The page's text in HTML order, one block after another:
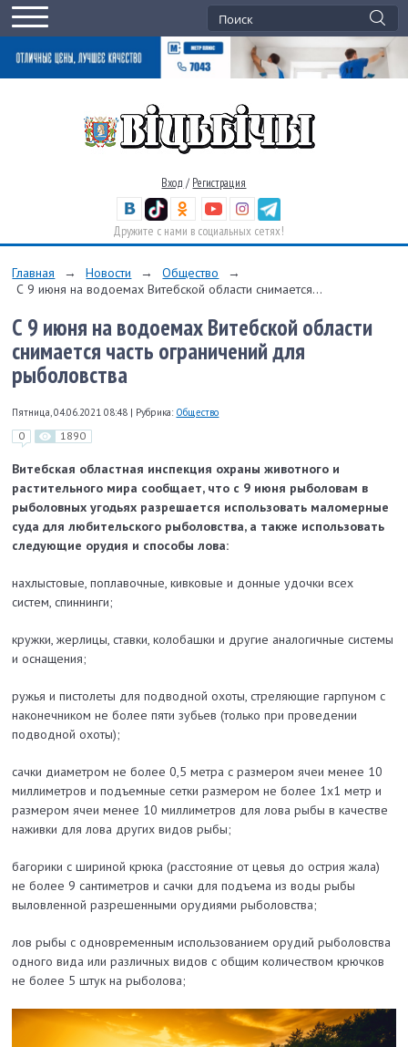
Вход / Регистрация
Дружите с нами в социальных сетях!
Главная → Новости → Общество
→
С 9 июня на водоемах Витебской области снимается...
С 9 июня на водоемах Витебской области
снимается часть ограничений для
рыболовства
Пятница, 04.06.2021 08:48 | Рубрика: Общество
0 1890
Витебская областная инспекция охраны животного и
растительного мира сообщает, что с 9 июня рыболовам в
рыболовных угодьях разрешается использовать маломерные
суда для любительского рыболовства, а также использовать
следующие орудия и способы лова:
нахлыстовые, поплавочные, кивковые и донные удочки всех
систем, спиннинги;
кружки, жерлицы, ставки, колобашки и другие аналогичные системы
и оснащения;
ружья и пистолеты для подводной охоты, стреляющие гарпуном с
наконечником не более пяти зубьев (только при проведении
подводной охоты);
сачки диаметром не более 0,5 метра с размером ячеи менее 10
миллиметров и подъемные сетки размером не более 1х1 метр и
размером ячеи менее 10 миллиметров для лова рыбы в качестве
наживки для лова других видов рыбы;
багорики с шириной крюка (расстояние от цевья до острия жала)
не более 9 сантиметров и сачки для подъема из воды рыбы
выловленной разрешенными орудиями рыболовства;
лов рыбы с одновременным использованием орудий рыболовства
одного вида или различных видов с общим количеством крючков
не более 5 штук на рыболова;